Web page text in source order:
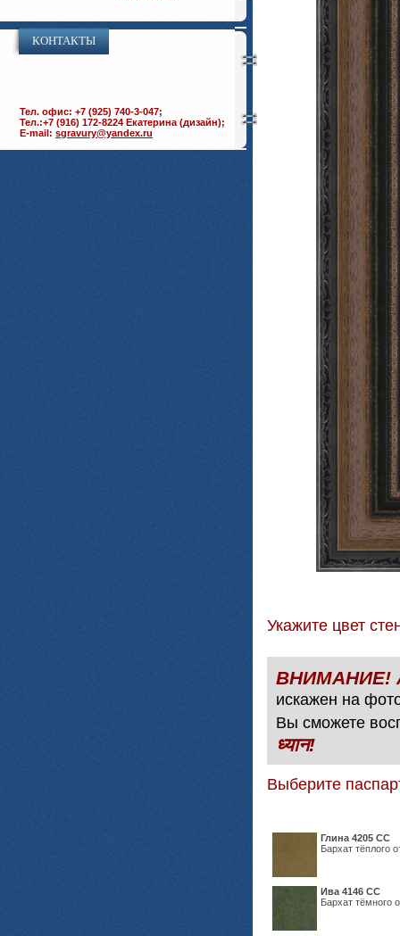
КОНТАКТЫ
Тел. офис: +7 (925) 740-3-047;
Тел.:+7 (916) 172-8224 Екатерина (дизайн);
E-mail: sgravury@yandex.ru
Укажите цвет
искажен на
Вы сможете
ध्यान!
Выберите
Глина 4205 СС
Бархат тёплого
Ива 4146 СС
Бархат тёмного